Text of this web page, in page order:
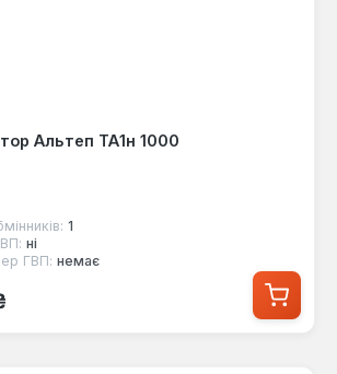
Альтеп ТА1н 1000
1
ні
ГВП: немає